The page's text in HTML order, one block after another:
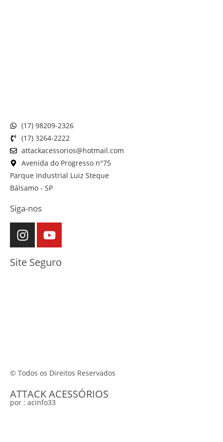
(17) 98209-2326
(17) 3264-2222
attackacessorios@hotmail.com
Avenida do Progresso n°75
Parque Industrial Luiz Steque
Bálsamo - SP
Siga-nos
Site Seguro
© Todos os Direitos Reservados
ATTACK ACESSÓRIOS
por : acinfo33